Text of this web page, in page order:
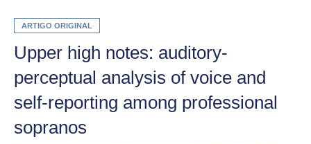
ARTIGO ORIGINAL
Upper high notes: auditory-
perceptual analysis of voice and
self-reporting among professional
sopranos